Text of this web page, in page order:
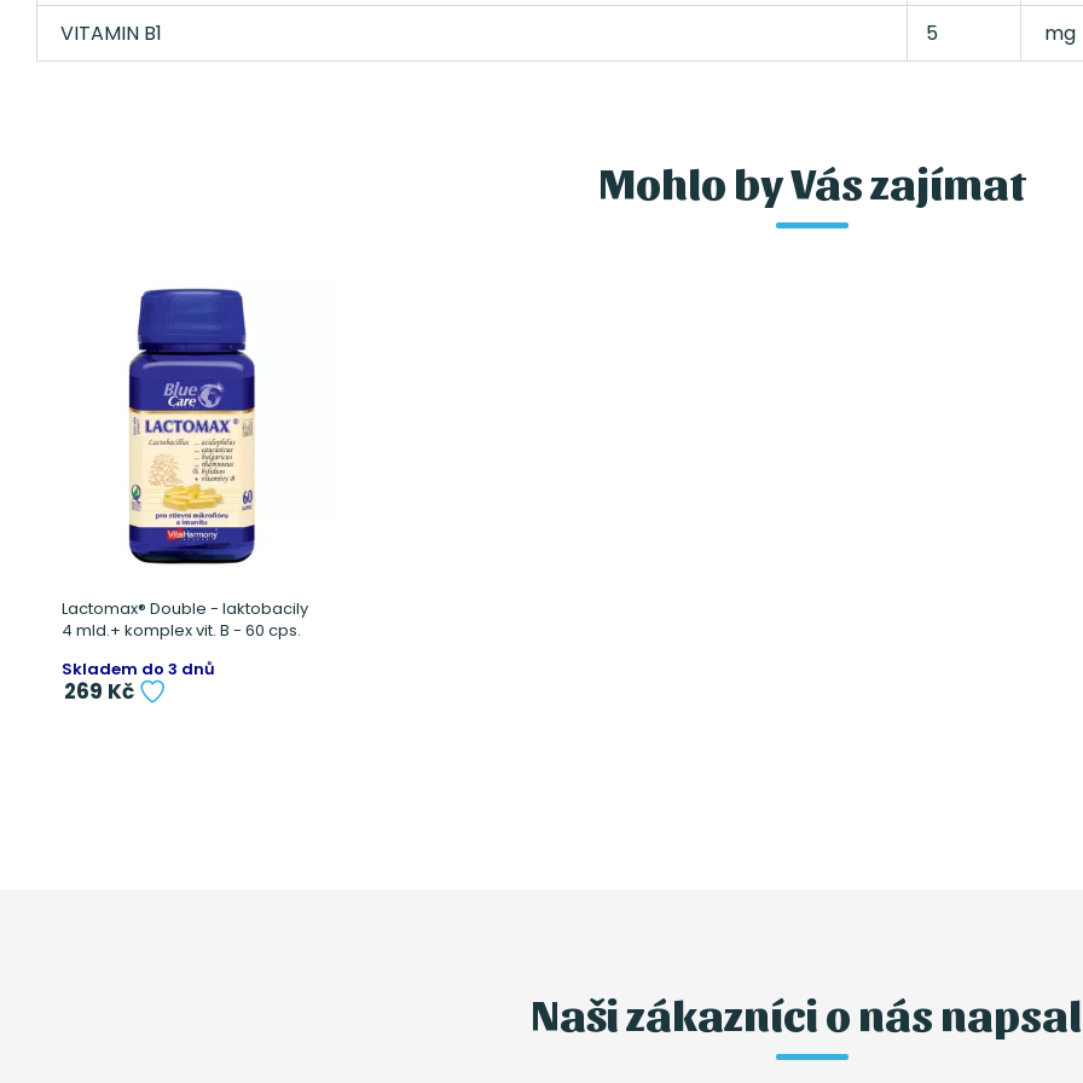
VITAMIN B1 5 mg
Mohlo by Vás zajímat
Lactomax® Double - laktobacily
4 mld.+ komplex vit. B - 60 cps.
Skladem do 3 dnů
269 Kč
Naši zákazníci o nás